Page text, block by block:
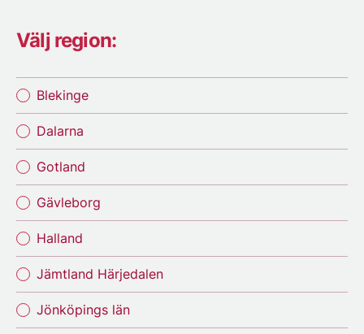
Välj region:
Blekinge
Dalarna
Gotland
Gävleborg
Halland
Jämtland Härjedalen
Jönköpings län